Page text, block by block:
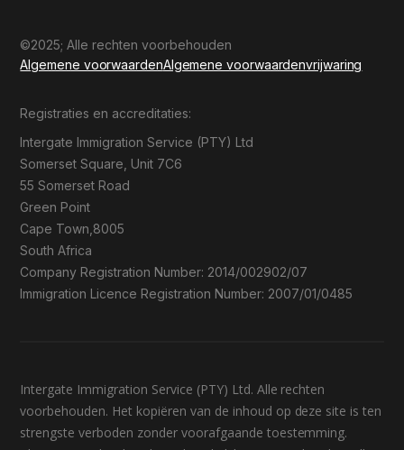
©2025; Alle rechten voorbehouden
Algemene voorwaardenAlgemene voorwaardenvrijwaring
Registraties en accreditaties:
Intergate Immigration Service (PTY) Ltd
Somerset Square, Unit 7C6
55 Somerset Road
Green Point
Cape Town,8005
South Africa
Company Registration Number: 2014/002902/07
Immigration Licence Registration Number: 2007/01/0485
Intergate Immigration Service (PTY) Ltd. Alle rechten
voorbehouden. Het kopiëren van de inhoud op deze site is ten
strengste verboden zonder voorafgaande toestemming.